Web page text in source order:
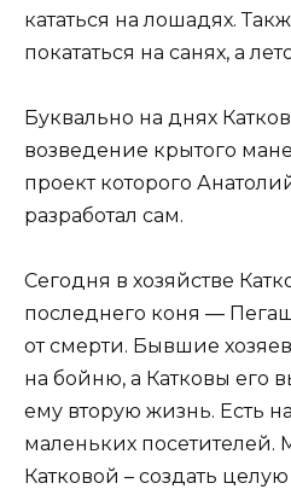
кататься на лошадях.
покататься на санях, а
Буквально на днях
возведение крытого
проект которого
разработал сам.
Сегодня в хозяйстве
последнего коня —
от смерти. Бывшие
на бойню, а Катковы его
ему вторую жизнь. Есть
маленьких посетителей.
Катковой – создать